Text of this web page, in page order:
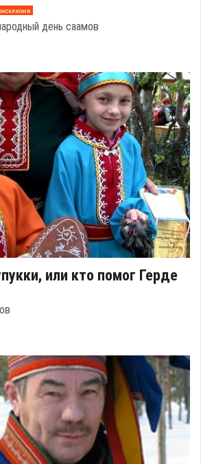
эксклюзив
день саамов
или кто помог Герде